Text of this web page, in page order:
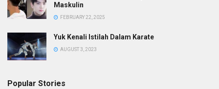
Maskulin
FEBRUARY 22, 2025
Yuk Kenali Istilah Dalam Karate
AUGUST 3, 2023
Popular Stories